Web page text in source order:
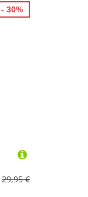
29,95 €
- 30%